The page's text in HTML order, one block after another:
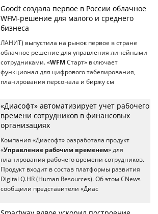
Goodt создала первое в России облачное
WFM-решение для малого и среднего
бизнеса
ЛАНИТ) выпустила на рынок первое в стране
облачное решение для управления линейными
сотрудниками. «WFM Старт» включает
функционал для цифрового табелирования,
планирования персонала и биржу см
«Диасофт» автоматизирует учет рабочего
времени сотрудников в финансовых
организациях
Компания «Диасофт» разработала продукт
«Управление рабочим временем» для
планирования рабочего времени сотрудников.
Продукт входит в состав платформы развития
Digital Q.HR (Human Resources). Об этом CNews
сообщили представители «Диас